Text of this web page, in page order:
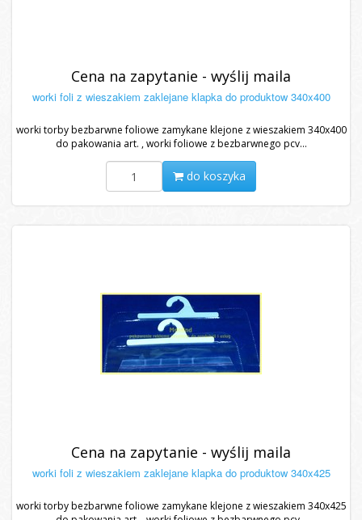
Cena na zapytanie - wyślij maila
worki foli z wieszakiem zaklejane klapka do produktow 340x400
worki torby bezbarwne foliowe zamykane klejone z wieszakiem 340x400
do pakowania art. , worki foliowe z bezbarwnego pcv...
do koszyka
Cena na zapytanie - wyślij maila
worki foli z wieszakiem zaklejane klapka do produktow 340x425
worki torby bezbarwne foliowe zamykane klejone z wieszakiem 340x425